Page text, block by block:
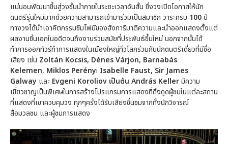
แน่นอนพัฒนาขึ้นสู่วงชั้นนำภายในระยะเวลาอันสั้น ซึ่งวงเปิดโอกาสให้นัก
ดนตรีรุ่นใหม่มากด้วยความสามารถเข้ามาร่วมเป็นสมาชิก วาระครบ 100ปี
ทางวงได้นำเอาคีตกรรมซิมโฟนีของฮังการีมาตีความและนำออกแสดงตั้งแต่
ผลงานชิ้นเอกในอดีตจนถึงงานร่วมสมัยที่ประพันธ์ขึ้นใหม่ นอกจากนั้นได้
ทำการออกทัวร์ทำการแสดงในเมืองใหญ่ทั่วโลกร่วมกับนักดนตรีเดี่ยวที่มีชื่อ
เสียง เช่น Zoltán Kocsis, Dénes Várjon, Barnabás
Kelemen, Miklos Perényi Isabelle Faust, Sir James
Galway และ Evgeni Koroliov เป็นต้น András Kellerมีความ
เชี่ยวชาญเป็นพิเศษในการสร้างโปรแกรมการแสดงที่ดึงดูดผู้ชมในแต่ละสถาน
ที่แสดงที่เขาควบคุมวง ทุกๆครั้งได้รับเสียงชื่นชมจากทั้งนักวิจารณ์
สื่อมวลชน และผู้ชมการแสดง